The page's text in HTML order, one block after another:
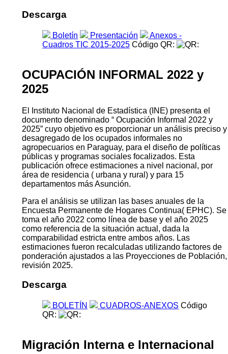
Descarga
Boletín Presentación
Anexos -
Cuadros TIC 2015-2025 Código QR:
OCUPACIÓN INFORMAL 2022 y
2025
El Instituto Nacional de Estadística (INE) presenta el
documento denominado “ Ocupación Informal 2022 y
2025” cuyo objetivo es proporcionar un análisis preciso y
desagregado de los ocupados informales no
agropecuarios en Paraguay, para el diseño de políticas
públicas y programas sociales focalizados. Esta
publicación ofrece estimaciones a nivel nacional, por
área de residencia ( urbana y rural) y para 15
departamentos más Asunción.
Para el análisis se utilizan las bases anuales de la
Encuesta Permanente de Hogares Continua( EPHC). Se
toma el año 2022 como línea de base y el año 2025
como referencia de la situación actual, dada la
comparabilidad estricta entre ambos años. Las
estimaciones fueron recalculadas utilizando factores de
ponderación ajustados a las Proyecciones de Población,
revisión 2025.
Descarga
BOLETÍN CUADROS-ANEXOS Código
QR:
Migración Interna e Internacional